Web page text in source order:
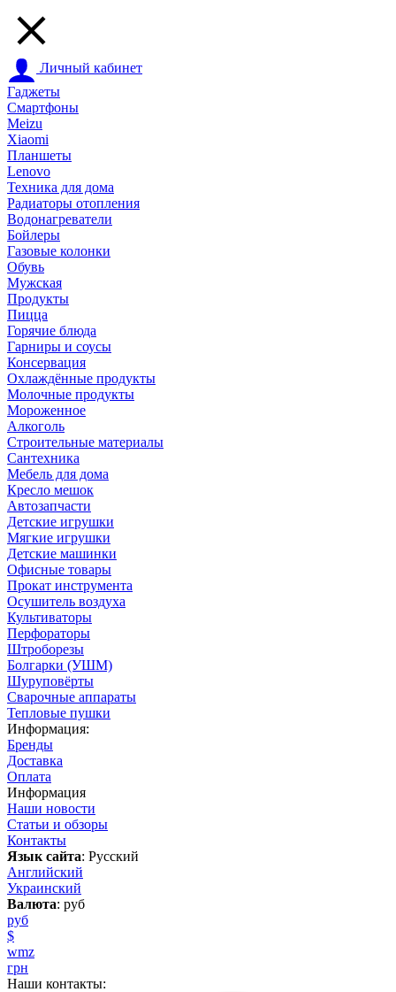
Личный кабинет
Гаджеты
Смартфоны
Meizu
Xiaomi
Планшеты
Lenovo
Техника для дома
Радиаторы отопления
Водонагреватели
Бойлеры
Газовые колонки
Обувь
Мужская
Продукты
Пицца
Горячие блюда
Гарниры и соусы
Консервация
Охлаждённые продукты
Молочные продукты
Мороженное
Алкоголь
Строительные материалы
Сантехника
Мебель для дома
Кресло мешок
Автозапчасти
Детские игрушки
Мягкие игрушки
Детские машинки
Офисные товары
Прокат инструмента
Осушитель воздуха
Культиваторы
Перфораторы
Штроборезы
Болгарки (УШМ)
Шуруповёрты
Сварочные аппараты
Тепловые пушки
Информация:
Бренды
Доставка
Оплата
Информация
Наши новости
Статьи и обзоры
Контакты
Язык сайта: Русский
Английский
Украинский
Валюта: руб
руб
$
wmz
грн
Наши контакты: